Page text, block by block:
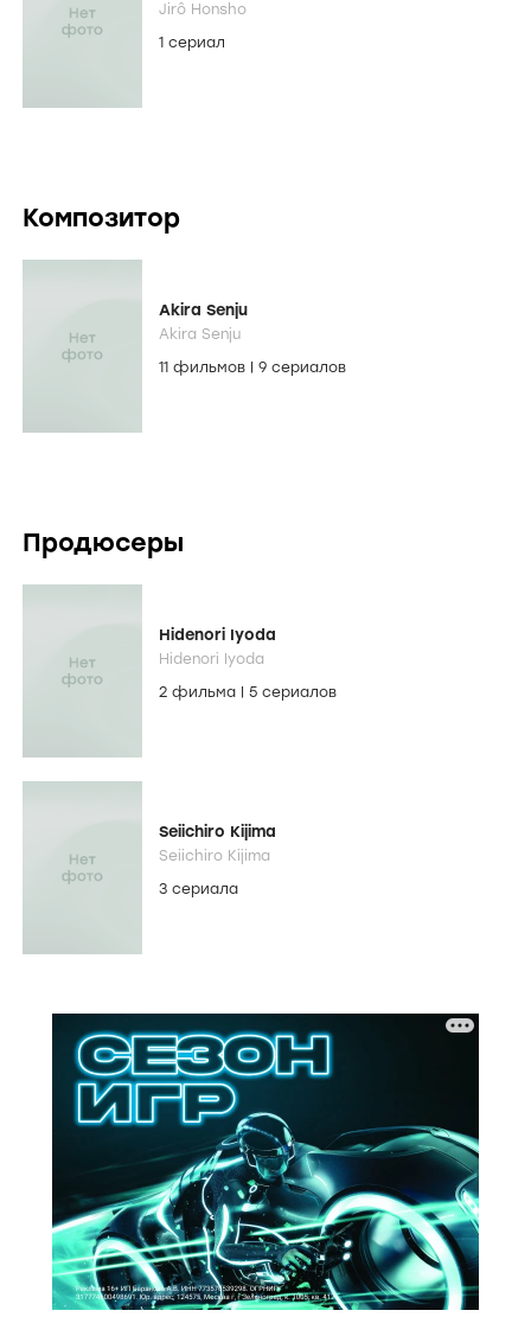
Jirô Honsho
1 сериал
Композитор
Akira Senju
Akira Senju
11 фильмов
9 сериалов
Продюсеры
Hidenori Iyoda
Hidenori Iyoda
2 фильма
5 сериалов
Seiichiro Kijima
Seiichiro Kijima
3 сериала